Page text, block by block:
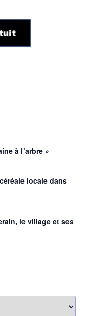
à l’arbre »
locale dans
le village et ses